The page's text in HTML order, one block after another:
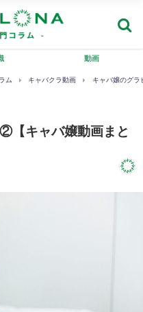
動画
ム キャバクラ動画 キャバ嬢のグ
【キャバ嬢動画まと